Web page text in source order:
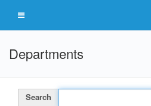
Departments
Search